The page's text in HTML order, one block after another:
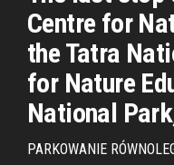
Centre for
the Tatra
for Nature
National
PARKOWANIE